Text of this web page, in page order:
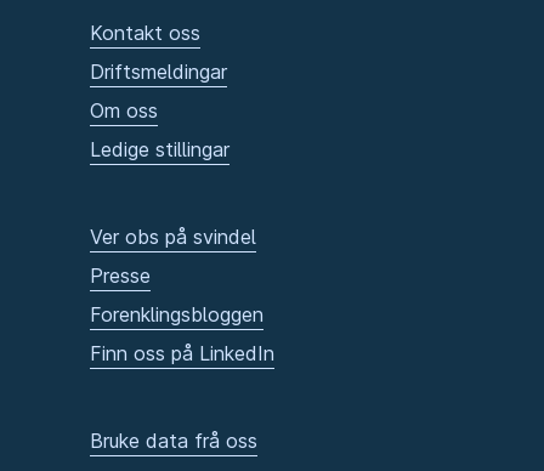
Kontakt oss
Driftsmeldingar
Om oss
Ledige stillingar
Ver obs på svindel
Presse
Forenklingsbloggen
Finn oss på LinkedIn
Bruke data frå oss